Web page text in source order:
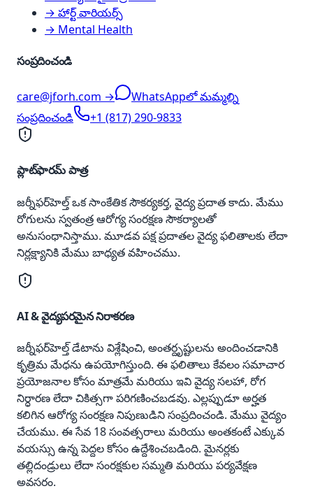
→ హార్ట్ వారియర్స్
→ Mental Health
సంప్రదించండి
care@jforh.com →
WhatsAppలో మమ్మల్ని
సంప్రదించండి
+1 (817) 290-9833
ప్లాట్‌ఫారమ్ పాత్ర
జర్నీఫర్‌హెల్త్ ఒక సాంకేతిక సౌకర్యకర్త, వైద్య ప్రదాత కాదు. మేము
రోగులను స్వతంత్ర ఆరోగ్య సంరక్షణ సౌకర్యాలతో
అనుసంధానిస్తాము. మూడవ పక్ష ప్రదాతల వైద్య ఫలితాలకు లేదా
నిర్లక్ష్యానికి మేము బాధ్యత వహించము.
AI & వైద్యపరమైన నిరాకరణ
జర్నీఫర్‌హెల్త్ డేటాను విశ్లేషించి, అంతర్దృష్టులను అందించడానికి
కృత్రిమ మేధను ఉపయోగిస్తుంది. ఈ ఫలితాలు కేవలం సమాచార
ప్రయోజనాల కోసం మాత్రమే మరియు ఇవి వైద్య సలహా, రోగ
నిర్ధారణ లేదా చికిత్సగా పరిగణించబడవు. ఎల్లప్పుడూ అర్హత
కలిగిన ఆరోగ్య సంరక్షణ నిపుణుడిని సంప్రదించండి. మేము వైద్యం
చేయము. ఈ సేవ 18 సంవత్సరాలు మరియు అంతకంటే ఎక్కువ
వయస్సు ఉన్న పెద్దల కోసం ఉద్దేశించబడింది. మైనర్లకు
తల్లిదండ్రులు లేదా సంరక్షకుల సమ్మతి మరియు పర్యవేక్షణ
అవసరం.